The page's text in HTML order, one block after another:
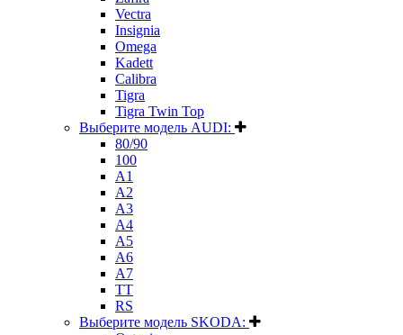
Vectra
Insignia
Omega
Kadett
Calibra
Tigra
Tigra Twin Top
Выберите модель AUDI:
80/90
100
A1
A2
A3
A4
A5
A6
A7
TT
RS
Выберите модель SKODA: